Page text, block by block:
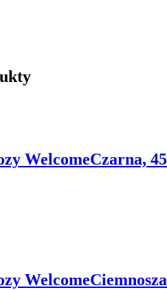
WelcomeCzarna,
Welcome